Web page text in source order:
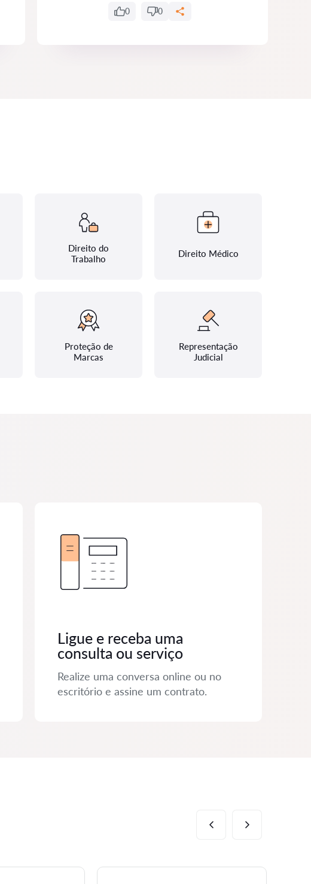
0 0
Direito do
Trabalho
Direito Médico
Proteção de
Marcas
Representação
Judicial
Ligue e receba uma
consulta ou serviço
Realize uma conversa online ou no
escritório e assine um contrato.